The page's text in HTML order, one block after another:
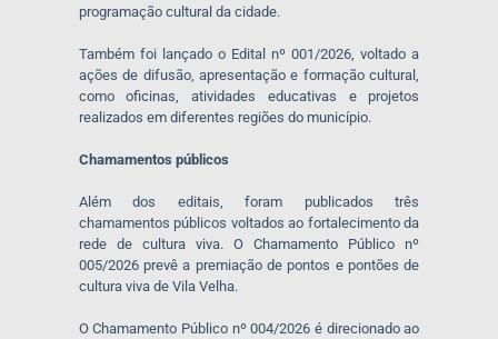
programação cultural da cidade.
Também foi lançado o Edital nº 001/2026, voltado a
ações de difusão, apresentação e formação cultural,
como oficinas, atividades educativas e projetos
realizados em diferentes regiões do município.
Chamamentos públicos
Além dos editais, foram publicados três
chamamentos públicos voltados ao fortalecimento da
rede de cultura viva. O Chamamento Público nº
005/2026 prevê a premiação de pontos e pontões de
cultura viva de Vila Velha.
O Chamamento Público nº 004/2026 é direcionado ao